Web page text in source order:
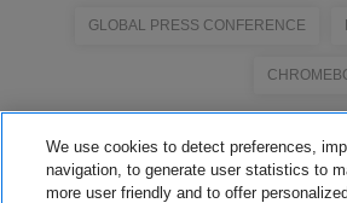
GLOBAL PRESS CONFERENCE
We use cookies to detect preferences,
navigation, to generate user statistics to
more user friendly and to offer